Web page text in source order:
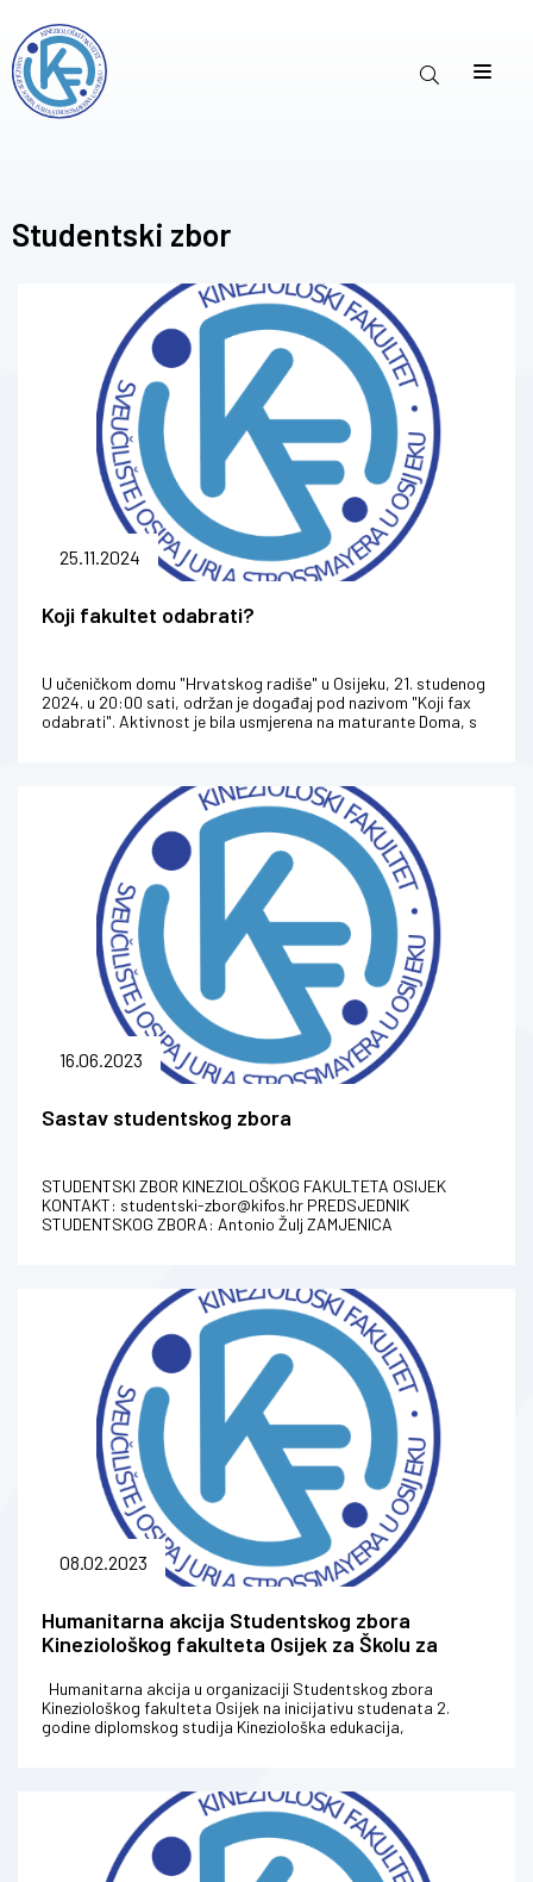
Studentski zbor
25.11.2024
Koji fakultet odabrati?
U učeničkom domu "Hrvatskog radiše" u Osijeku, 21. studenog
2024. u 20:00 sati, održan je događaj pod nazivom "Koji fax
odabrati". Aktivnost je bila usmjerena na maturante Doma, s
16.06.2023
Sastav studentskog zbora
STUDENTSKI ZBOR KINEZIOLOŠKOG FAKULTETA OSIJEK
KONTAKT: studentski-zbor@kifos.hr PREDSJEDNIK
STUDENTSKOG ZBORA: Antonio Žulj ZAMJENICA
08.02.2023
Humanitarna akcija Studentskog zbora
Kineziološkog fakulteta Osijek za Školu za
Humanitarna akcija u organizaciji Studentskog zbora
Kineziološkog fakulteta Osijek na inicijativu studenata 2.
godine diplomskog studija Kineziološka edukacija,